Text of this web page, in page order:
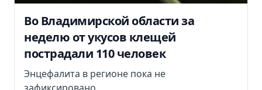
Во Владимирской области за
неделю от укусов клещей
пострадали 110 человек
Энцефалита в регионе пока не
зафиксировано.